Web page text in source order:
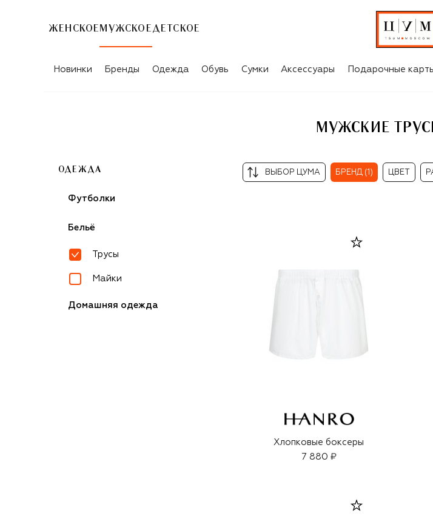
ЖЕНСКОЕ МУЖСКОЕ ДЕТСКОЕ
МУЖСКИЕ ТРУСЫ HANRO
Новинки Бренды Одежда Обувь Сумки Аксессуары Подарочные
МУЖСКИЕ
ОДЕЖДА
Футболки
Бельё
Трусы
Майки
Домашняя одежда
ВЫБОР ЦУМА БРЕНД (1) ЦВЕТ
Хлопковые боксеры
7 880 ₽